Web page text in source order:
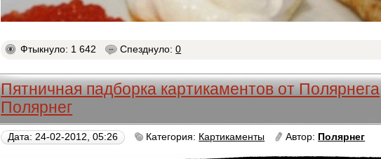
Фтыкнуло: 1 642 Спезднуло:0
Пятничная падборка картикаментов от Полярнега
Полярнег
Дата: 24-02-2012, 05:26 Категория: Картикаменты Автор: Полярнег